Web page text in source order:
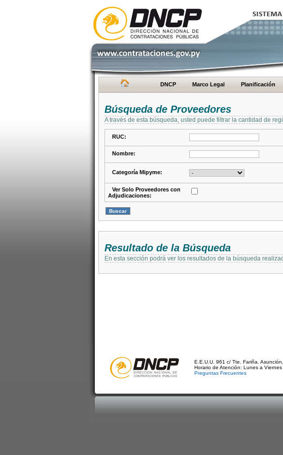
DNCP Marco Legal Planificación
Búsqueda de Proveedores
A través de esta búsqueda, usted puede filtrar la cantidad de
RUC:
Nombre:
Categoría Mipyme:
Ver Solo Proveedores con
Adjudicaciones:
Resultado de la Búsqueda
En esta sección podrá ver los resultados de la búsqueda
E.E.U.U. 961 c/ Tte. Fariña.
Horario de Atención: Lunes a
Preguntas Frecuentes